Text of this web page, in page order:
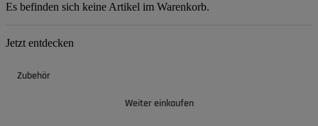
Es befinden sich keine Artikel im Warenkorb.
Jetzt entdecken
Zubehör
Weiter einkaufen